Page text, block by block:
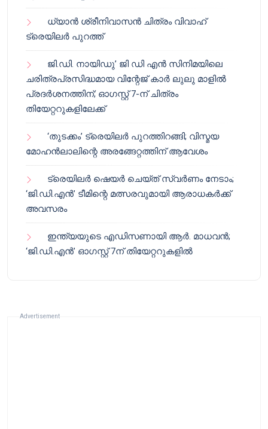
ധ്യാൻ ശ്രീനിവാസൻ ചിത്രം വിവാഹ്
ട്രെയിലർ പുറത്ത്
ജി.ഡി. നായിഡു’ ജി ഡി എൻ സിനിമയിലെ
ചരിത്രപ്രസിദ്ധമായ വിന്റേജ് കാർ ലുലു മാളിൽ
പ്രദർശനത്തിന്; ഓഗസ്റ്റ് 7-ന് ചിത്രം
തിയേറ്ററുകളിലേക്ക്
‘തുടക്കം’ ട്രെയിലർ പുറത്തിറങ്ങി; വിസ്മയ
മോഹൻലാലിന്റെ അരങ്ങേറ്റത്തിന് ആവേശം
ട്രെയിലർ ഷെയർ ചെയ്‌ത് സ്വർണം നേടാം;
‘ജി.ഡി.എൻ’ ടീമിന്റെ മത്സരവുമായി ആരാധകർക്ക്
അവസരം
ഇന്ത്യയുടെ എഡിസണായി ആർ. മാധവൻ;
‘ജി.ഡി.എൻ’ ഓഗസ്റ്റ് 7ന് തിയേറ്ററുകളിൽ
Advertisement